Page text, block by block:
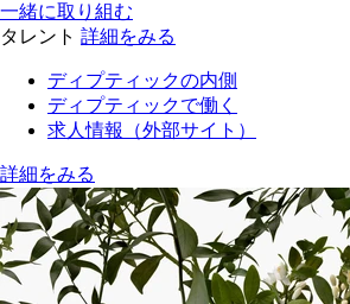
一緒に取り組む
タレント 詳細をみる
ディプティックの内側
ディプティックで働く
求人情報（外部サイト）
詳細をみる